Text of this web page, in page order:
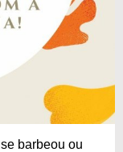
barbeou ou